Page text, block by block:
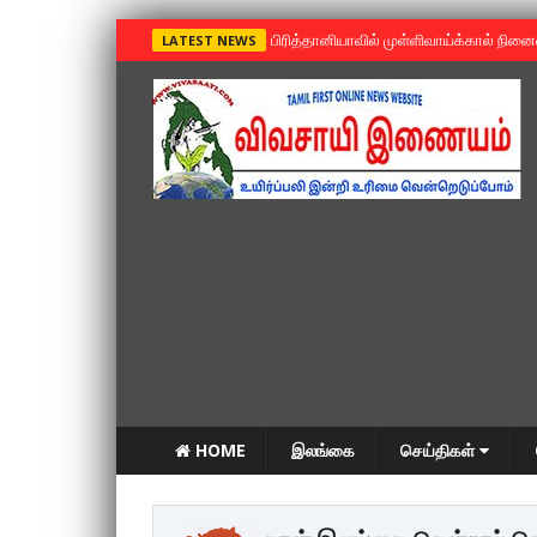
LATEST NEWS »பிரித்தானியாவில் முள்ளிவாய்க்கால்
HOME இலங்கை செய்திகள்